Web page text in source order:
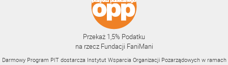
Przekaż 1,5% Podatku
na rzecz Fundacji FaniMani
Darmowy Program PIT dostarcza Instytut Wsparcia Organizacji Pozarządowych w ramach